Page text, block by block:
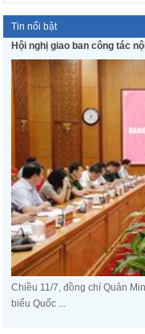
Tin nổi bật
Hội nghị giao ban công tác
Chiều 11/7, đồng chí Quản
biểu Quốc ...